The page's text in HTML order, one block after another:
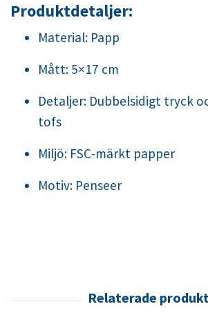
Produktdetaljer:
Material: Papp
Mått: 5×17 cm
Detaljer: Dubbelsidigt tryck
tofs
Miljö: FSC-märkt papper
Motiv: Penseer